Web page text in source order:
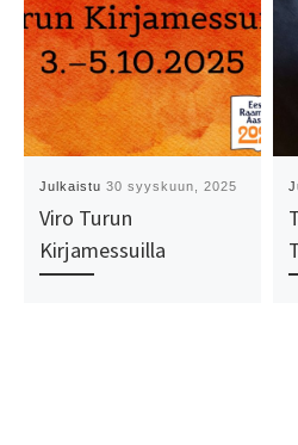
Julkaistu30 syyskuun, 2025
Viro Turun
Kirjamessuilla